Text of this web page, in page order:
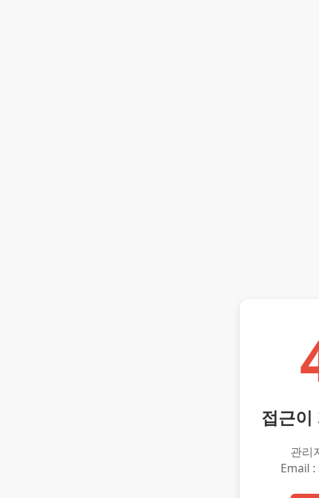
접근이
관리
Email